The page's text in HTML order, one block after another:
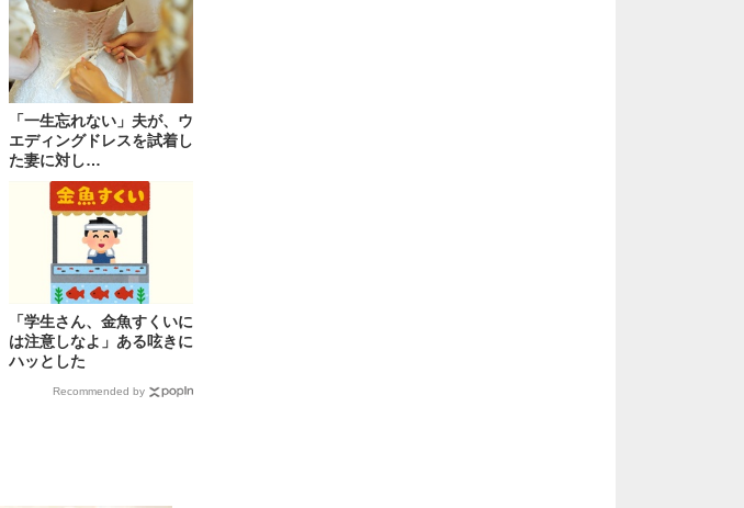
「一生忘れない」夫が、ウ
エディングドレスを試着し
た妻に対し…
「学生さん、金魚すくいに
は注意しなよ」ある呟きに
ハッとした
Recommended by